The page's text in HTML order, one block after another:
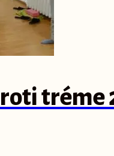
tréme